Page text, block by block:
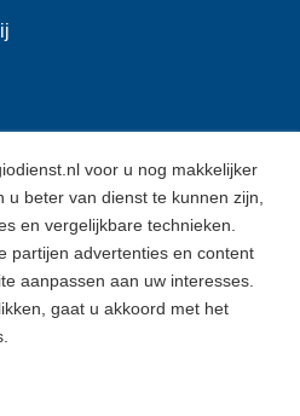
voor u nog makkelijker
beter van dienst te kunnen zijn,
en vergelijkbare technieken.
partijen advertenties en content
aanpassen aan uw interesses.
gaat u akkoord met het